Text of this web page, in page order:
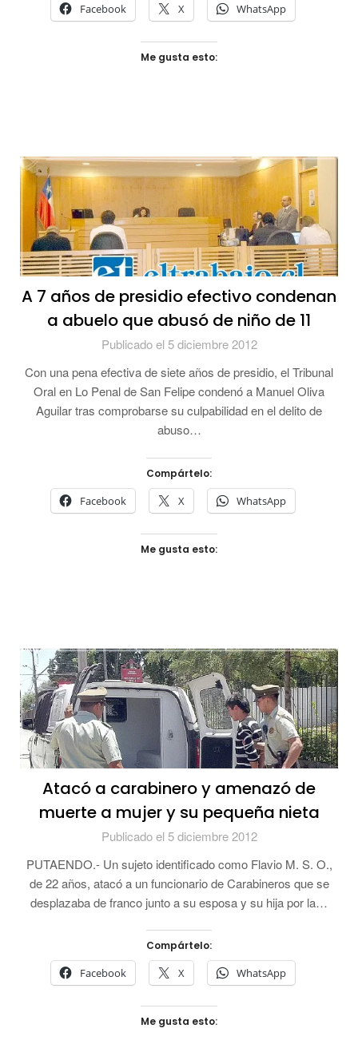
Facebook X WhatsApp
Me gusta esto:
A 7 años de presidio efectivo condenan
a abuelo que abusó de niño de 11
Publicado el 5 diciembre 2012
Con una pena efectiva de siete años de presidio, el Tribunal
Oral en Lo Penal de San Felipe condenó a Manuel Oliva
Aguilar tras comprobarse su culpabilidad en el delito de
abuso…
Compártelo:
Facebook X WhatsApp
Me gusta esto:
Atacó a carabinero y amenazó de
muerte a mujer y su pequeña nieta
Publicado el 5 diciembre 2012
PUTAENDO.- Un sujeto identificado como Flavio M. S. O.,
de 22 años, atacó a un funcionario de Carabineros que se
desplazaba de franco junto a su esposa y su hija por la…
Compártelo:
Facebook X WhatsApp
Me gusta esto: